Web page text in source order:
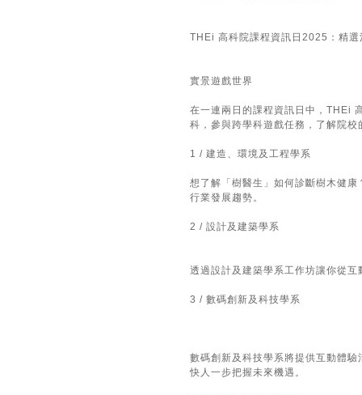
THEi 高科院課程資訊日2025：精選
實景遊戲世界
在一連兩日的課程資訊日中，THEi
科，參與跨學科遊戲任務，了解院
1 / 建造、環境及工程學系
想了解「樹醫生」如何診斷樹木健
行業發展趨勢。
2 / 設計及建築學系
透過設計及建築學系工作坊讓你從
3 / 數碼創新及科技學系
數碼創新及科技學系將提供互動體
快人一步把握未來機遇。